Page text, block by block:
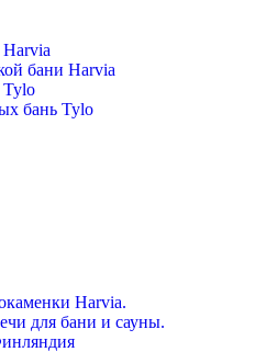
бани Harvia
Tylo
бань Tylo